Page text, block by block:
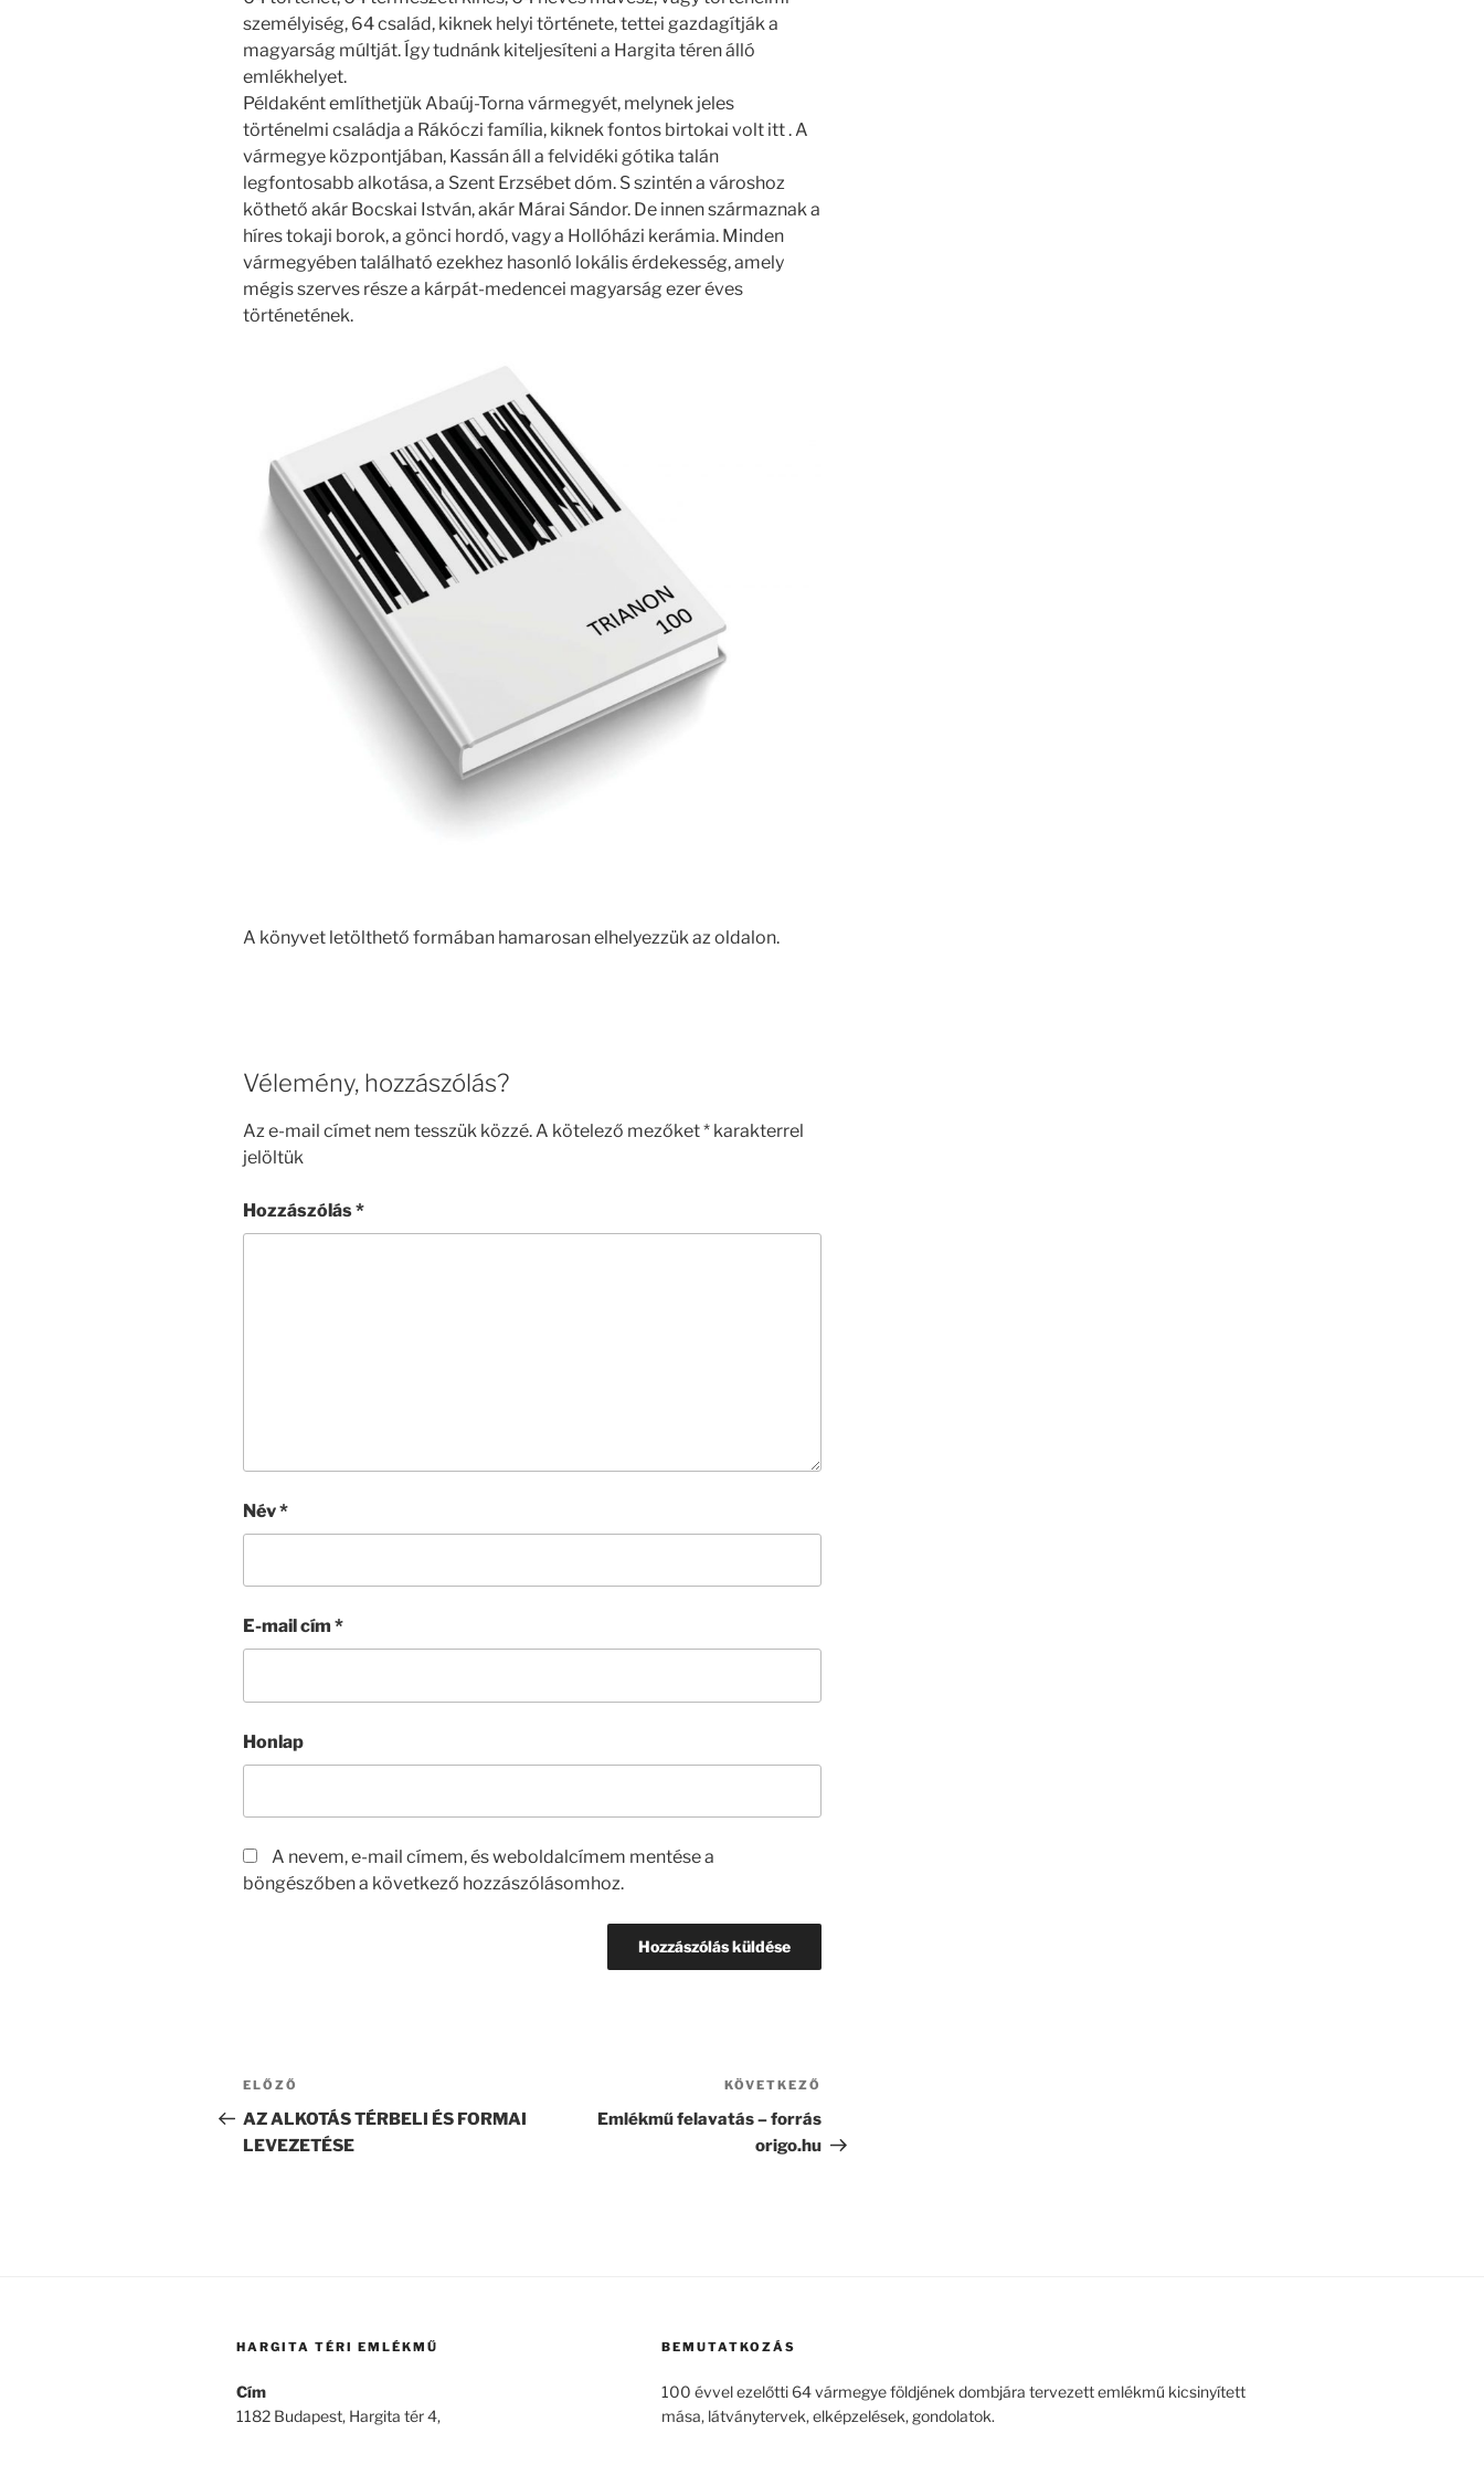
személyiség, 64 család, kiknek helyi története, tettei gazdagítják a
magyarság múltját. Így tudnánk kiteljesíteni a Hargita téren álló
emlékhelyet.
Példaként említhetjük Abaúj-Torna vármegyét, melynek jeles
történelmi családja a Rákóczi família, kiknek fontos birtokai volt itt . A
vármegye központjában, Kassán áll a felvidéki gótika talán
legfontosabb alkotása, a Szent Erzsébet dóm. S szintén a városhoz
köthető akár Bocskai István, akár Márai Sándor. De innen származnak a
híres tokaji borok, a gönci hordó, vagy a Hollóházi kerámia. Minden
vármegyében található ezekhez hasonló lokális érdekesség, amely
mégis szerves része a kárpát-medencei magyarság ezer éves
történetének.
A könyvet letölthető formában hamarosan elhelyezzük az oldalon.
Vélemény, hozzászólás?
Az e-mail címet nem tesszük közzé. A kötelező mezőket* karakterrel
jelöltük
Hozzászólás*
Név*
E-mail cím *
Honlap
A nevem, e-mail címem, és weboldalcímem mentése a
böngészőben a következő hozzászólásomhoz.
Bejegyzés
navigáció
Korábbi
bejegyzés
ELŐZŐ
AZ ALKOTÁS TÉRBELI ÉS FORMAI
LEVEZETÉSE
bejegyzés
KÖVETKEZŐ
Emlékmű felavatás – forrás
origo.hu
HARGITA TÉRI EMLÉKMŰ
Cím
1182 Budapest, Hargita tér 4,
BEMUTATKOZÁS
100 évvel ezelőtti 64 vármegye földjének dombjára tervezett emlékmű kicsinyített
mása, látványtervek, elképzelések, gondolatok.